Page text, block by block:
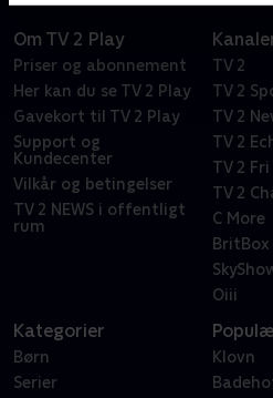
Om TV 2 Play
Priser og abonnement
Her kan du se TV 2 Play
Gavekort til TV 2 Play
Support og
Kundecenter
Vilkår og betingelser
TV 2 NEWS i offentligt
rum
TV 2
TV 2
TV 2
TV 2
TV 2 Fri
TV 2
C More
BritBox
Oiii
Kategorier
Børn
Serier
Klovn